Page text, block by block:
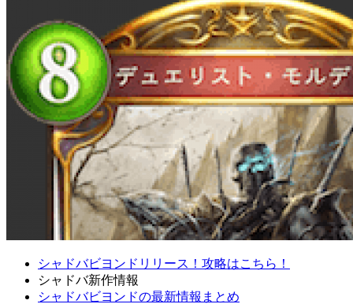
シャドバビヨンドリリース！攻略はこちら！
シャドバ新作情報
シャドバビヨンドの最新情報まとめ